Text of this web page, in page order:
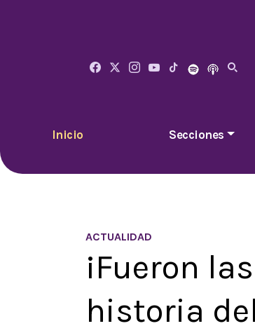
Inicio Secciones
ACTUALIDAD
¡Fueron
historia